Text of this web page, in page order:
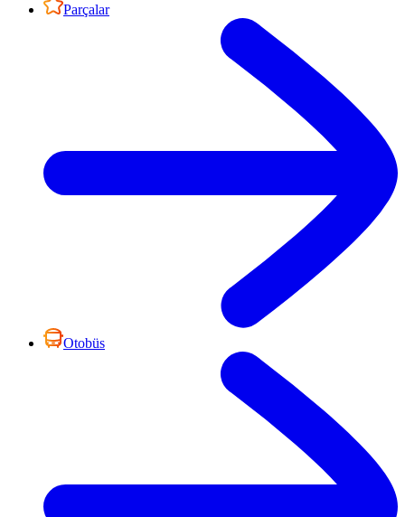
Parçalar
Otobüs